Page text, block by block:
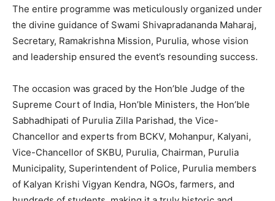
The entire programme was meticulously organized under
the divine guidance of Swami Shivapradananda Maharaj,
Secretary, Ramakrishna Mission, Purulia, whose vision
and leadership ensured the event’s resounding success.
The occasion was graced by the Hon’ble Judge of the
Supreme Court of India, Hon’ble Ministers, the Hon’ble
Sabhadhipati of Purulia Zilla Parishad, the Vice-
Chancellor and experts from BCKV, Mohanpur, Kalyani,
Vice-Chancellor of SKBU, Purulia, Chairman, Purulia
Municipality, Superintendent of Police, Purulia members
of Kalyan Krishi Vigyan Kendra, NGOs, farmers, and